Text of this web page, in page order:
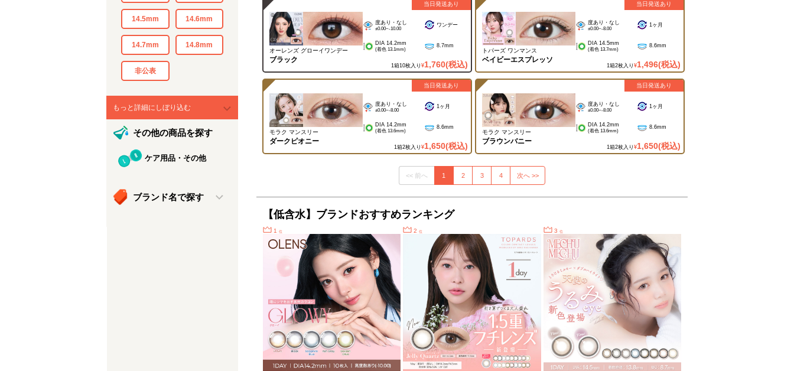
14.5mm 14.6mm
14.7mm 14.8mm
非公表
もっと詳細にしぼり込む
その他の商品を探す
ケア用品・その他
ブランド名で探す
【低含水】ブランドおすすめランキング
1 位 2位 3 位
オーレンズ グローイワンデー
ブラック
度あり・なし
±0.00~-10.00
ワンデー
DIA 14.2mm
(着色 13.1mm)
8.7mm
1箱10枚入り ¥1,760(税込)
当日発送あり
トパーズ ワンマンス
ベイビーエスプレッソ
度あり・なし
±0.00~-8.00
1ヶ月
DIA 14.5mm
(着色 13.7mm)
8.6mm
1箱2枚入り ¥1,496(税込)
当日発送あり
モラク マンスリー
ダークピオニー
度あり・なし
±0.00~-8.00
1ヶ月
DIA 14.2mm
(着色 13.6mm)
8.6mm
1箱2枚入り ¥1,650(税込)
当日発送あり
モラク マンスリー
ブラウンバニー
度あり・なし
±0.00~-8.00
1ヶ月
DIA 14.2mm
(着色 13.6mm)
8.6mm
1箱2枚入り ¥1,650(税込)
当日発送あり
<< 前へ 1 2 3 4 次へ >>